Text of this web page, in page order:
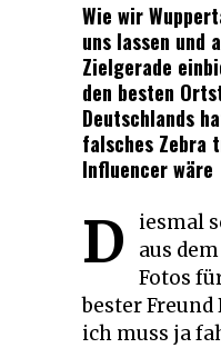
Wie wir
uns lassen und
Zielgerade
den besten
Deutschlands
falsches Zebra
Influencer wäre
D
iesmal
aus
Fotos
bester Freund
ich muss ja